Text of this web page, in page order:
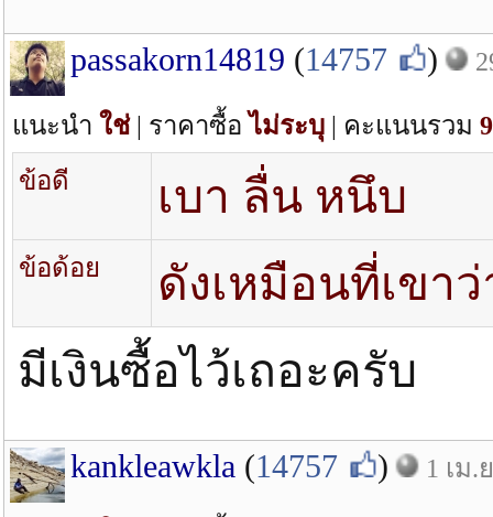
passakorn14819 (14757 )
แนะนำ ใช่| ราคาซื้อไม่ระบุ | คะแนนรวม 9
ข้อดี
เบา ลื่น หนึบ
ข้อด้อย
ดังเหมือนที่เขาว่
มีเงินซื้อไว้เถอะครับ
kankleawkla (14757 ) 1 เม.